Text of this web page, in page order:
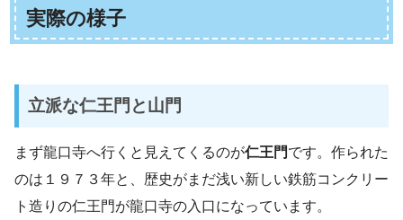
実際の様子
立派な仁王門と山門
まず龍口寺へ行くと見えてくるのが仁王門です。作られた
のは１９７３年と、歴史がまだ浅い新しい鉄筋コンクリー
ト造りの仁王門が龍口寺の入口になっています。